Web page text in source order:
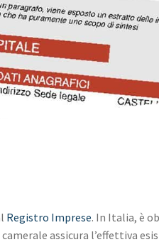
Registro Imprese. In Italia, è
assicura l’effettiva